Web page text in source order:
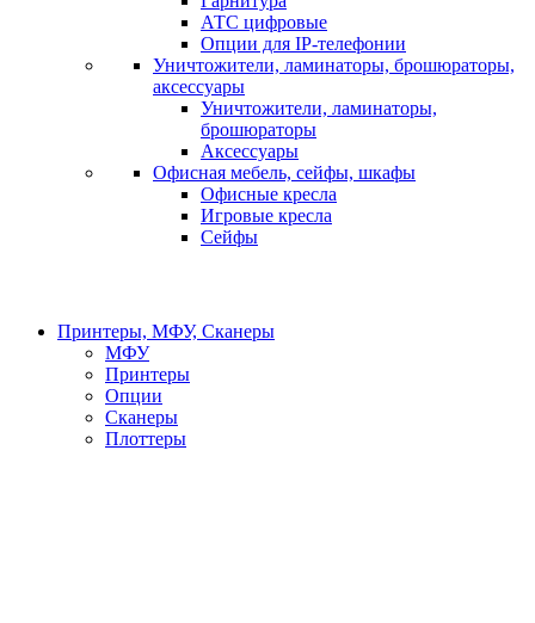
АТС цифровые
Опции для IP-телефонии
Уничтожители, ламинаторы, брошюраторы,
аксессуары
Уничтожители, ламинаторы,
брошюраторы
Аксессуары
Офисная мебель, сейфы, шкафы
Офисные кресла
Игровые кресла
Сейфы
Принтеры, МФУ, Сканеры
МФУ
Принтеры
Опции
Сканеры
Плоттеры